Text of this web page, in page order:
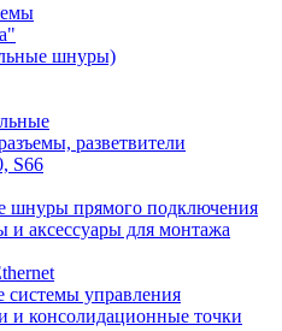
шнуры)
разветвители
S66
шнуры прямого подключения
аксессуары для монтажа
системы управления
и консолидационные точки